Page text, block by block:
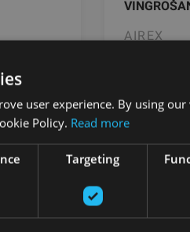
AIREX
user experience. By using
Policy. Read more
Targeting